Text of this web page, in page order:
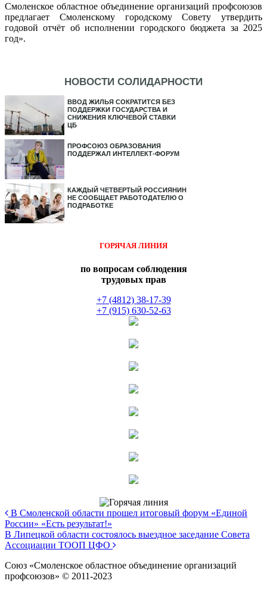
Смоленское областное объединение организаций профсоюзов
предлагает Смоленскому городскому Совету утвердить
годовой отчёт об исполнении городского бюджета за 2025
год».
НОВОСТИ СОЛИДАРНОСТИ
ВВОД ЖИЛЬЯ СОКРАТИТСЯ БЕЗ
ПОДДЕРЖКИ ГОСУДАРСТВА И
СНИЖЕНИЯ КЛЮЧЕВОЙ СТАВКИ
ЦБ
ПРОФСОЮЗ ОБРАЗОВАНИЯ
ПОДДЕРЖАЛ ИНТЕЛЛЕКТ-ФОРУМ
КАЖДЫЙ ЧЕТВЕРТЫЙ РОССИЯНИН
НЕ СООБЩАЕТ РАБОТОДАТЕЛЮ О
ПОДРАБОТКЕ
ГОРЯЧАЯ ЛИНИЯ
по вопросам соблюдения
трудовых прав
+7 (4812) 38-17-39
+7 (915) 630-52-63
В Смоленской области прошел итоговый форум «Единой
России» «Есть результат!»
В Липецкой области состоялось выездное заседание Совета
Ассоциации ТООП ЦФО
Союз «Смоленское областное объединение организаций
профсоюзов» © 2011-2023